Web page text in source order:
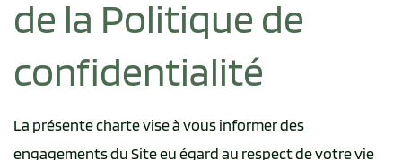
de la Politique de
confidentialité
La présente charte vise à vous informer des
engagements du Site eu égard au respect de votre vie